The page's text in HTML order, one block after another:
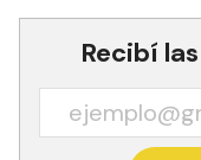
Recibí